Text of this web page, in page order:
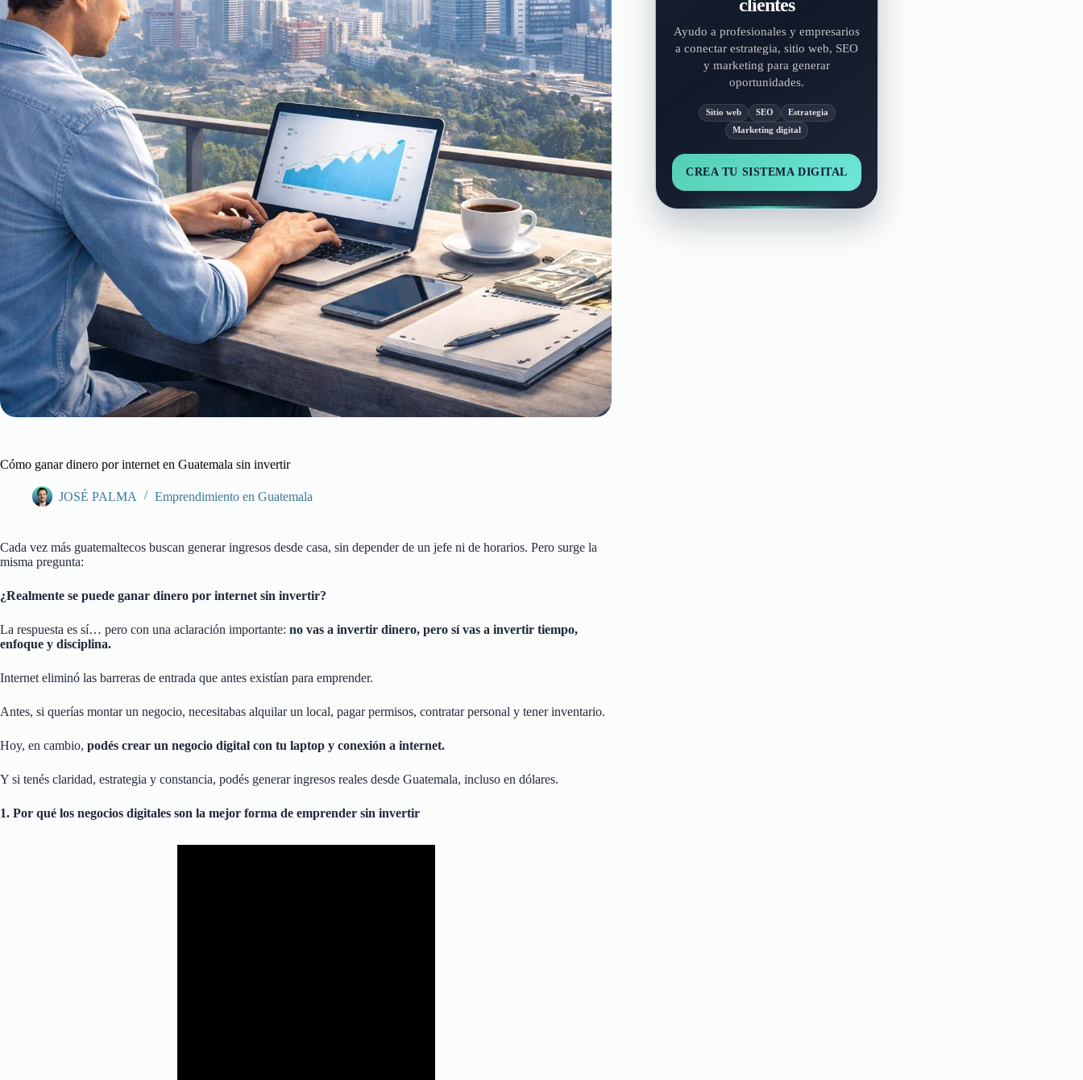
Cómo ganar dinero por internet en Guatemala sin invertir
JOSÉ PALMA Emprendimiento en Guatemala
Cada vez más guatemaltecos buscan generar ingresos desde casa, sin depender de un jefe ni de horarios. Pero surge la
misma pregunta:
¿Realmente se puede ganar dinero por internet sin invertir?
La respuesta es sí… pero con una aclaración importante: no vas a invertir dinero, pero sí vas a invertir tiempo,
enfoque y disciplina.
Internet eliminó las barreras de entrada que antes existían para emprender.
Antes, si querías montar un negocio, necesitabas alquilar un local, pagar permisos, contratar personal y tener inventario.
Hoy, en cambio, podés crear un negocio digital con tu laptop y conexión a internet.
Y si tenés claridad, estrategia y constancia, podés generar ingresos reales desde Guatemala, incluso en dólares.
1. Por qué los negocios digitales son la mejor forma de emprender sin invertir
clientes
Ayudo a profesionales y empresarios
a conectar estrategia, sitio web, SEO
y marketing para generar
oportunidades.
Sitio web SEO
Estrategia
Marketing digital
CREA TU SISTEMA DIGITAL